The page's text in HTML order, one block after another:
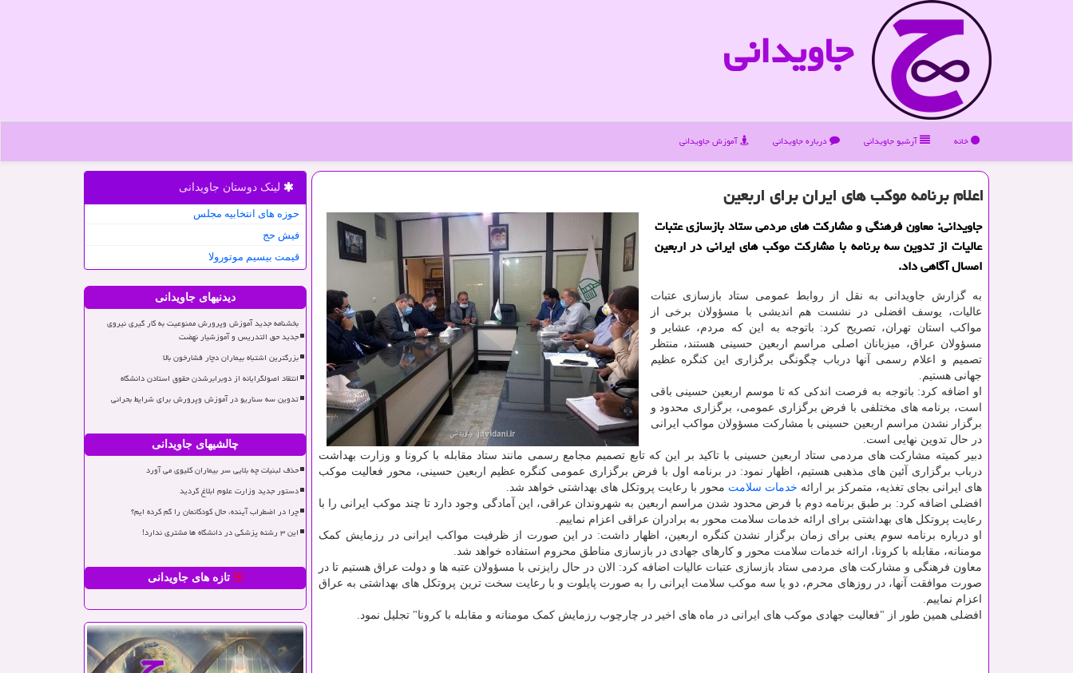
جاویدانی
خانه آرشیو جاویدانی درباره جاویدانی آموزش جاویدانی
اعلام برنامه موكب های ایران برای اربعین
جاویدانی: معاون فرهنگی و مشاركت های مردمی ستاد بازسازی عتبات
عالیات از تدوین سه برنامه با مشاركت موكب های ایرانی در اربعین
امسال آگاهی داد.
به گزارش جاویدانی به نقل از روابط عمومی ستاد بازسازی عتبات
عالیات، یوسف افضلی در نشست هم اندیشی با مسؤولان برخی از
مواکب استان تهران، تصریح کرد: باتوجه به این که مردم، عشایر و
مسؤولان عراق، میزبانان اصلی مراسم اربعین حسینی هستند، منتظر
تصمیم و اعلام رسمی آنها درباب چگونگی برگزاری این کنگره عظیم
جهانی هستیم.
او اضافه کرد: باتوجه به فرصت اندکی که تا موسم اربعین حسینی باقی
است، برنامه های مختلفی با فرض برگزاری عمومی، برگزاری محدود و
برگزار نشدن مراسم اربعین حسینی با مشارکت مسؤولان مواکب ایرانی
در حال تدوین نهایی است.
دبیر کمیته مشارکت های مردمی ستاد اربعین حسینی با تاکید بر این که تابع تصمیم مجامع رسمی مانند ستاد مقابله با کرونا و وزارت بهداشت
درباب برگزاری آئین های مذهبی هستیم، اظهار نمود: در برنامه اول با فرض برگزاری عمومی کنگره عظیم اربعین حسینی، محور فعالیت موکب
های ایرانی بجای تغذیه، متمرکز بر ارائه خدمات سلامت محور با رعایت پروتکل های بهداشتی خواهد شد.
افضلی اضافه کرد: بر طبق برنامه دوم با فرض محدود شدن مراسم اربعین به شهروندان عراقی، این آمادگی وجود دارد تا چند موکب ایرانی را با
رعایت پروتکل های بهداشتی برای ارائه خدمات سلامت محور به برادران عراقی اعزام نماییم.
او درباره برنامه سوم یعنی برای زمان برگزار نشدن کنگره اربعین، اظهار داشت: در این صورت از ظرفیت مواکب ایرانی در رزمایش کمک
مومنانه، مقابله با کرونا، ارائه خدمات سلامت محور و کارهای جهادی در بازسازی مناطق محروم استفاده خواهد شد.
معاون فرهنگی و مشارکت های مردمی ستاد بازسازی عتبات عالیات اضافه کرد: الان در حال رایزنی با مسؤولان عتبه ها و دولت عراق هستیم تا در
صورت موافقت آنها، در روزهای محرم، دو یا سه موکب سلامت ایرانی را به صورت پایلوت و با رعایت سخت ترین پروتکل های بهداشتی به عراق
اعزام نماییم.
افضلی همین طور از "فعالیت جهادی موکب های ایرانی در ماه های اخیر در چارچوب رزمایش کمک مومنانه و مقابله با کرونا" تجلیل نمود.
لینک دوستان جاویدانی
حوزه های انتخابیه مجلس
فیش حج
قیمت بیسیم موتورولا
دیدنیهای جاویدانی
بخشنامه جدید آموزش وپرورش ممنوعیت به کار گیری نیروی
جدید حق التدریس و آموزشیار نهضت
بزرگترین اشتباه بیماران دچار فشارخون بالا
انتقاد اصولگرایانه از دوبرابرشدن حقوق استادن دانشگاه
تدوین سه سناریو در آموزش وپرورش برای شرایط بحرانی
چالشیهای جاویدانی
حذف لبنیات چه بلایی سر بیماران کلیوی می آورد
دستور جدید وزارت علوم ابلاغ گردید
چرا در اضطراب آینده، حال کودکانمان را گم کرده ایم؟
این ۳ رشته پزشکی در دانشگاه ها مشتری ندارد!
تازه های جاویدانی